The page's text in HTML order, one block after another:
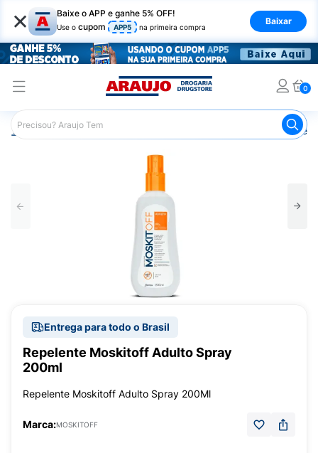
× Baixe o APP e ganhe 5% OFF!
Use o cupom APP5 na primeira compra
Baixar
0
Araujo Beleza e Cuidados
Entrega para todo o Brasil
Repelente Moskitoff Adulto Spray
200ml
Repelente Moskitoff Adulto Spray 200Ml
Marca:MOSKITOFF